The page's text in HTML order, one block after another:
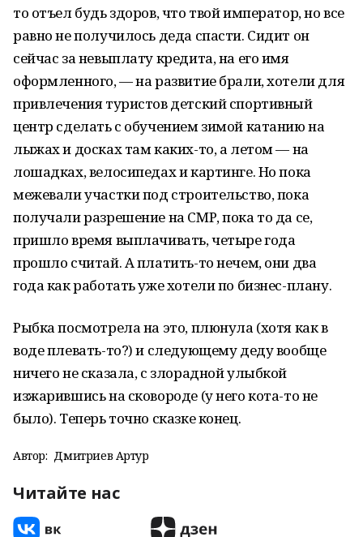
то отъел будь здоров, что твой император, но все
равно не получилось деда спасти. Сидит он
сейчас за невыплату кредита, на его имя
оформленного, — на развитие брали, хотели для
привлечения туристов детский спортивный
центр сделать с обучением зимой катанию на
лыжах и досках там каких-то, а летом — на
лошадках, велосипедах и картинге. Но пока
межевали участки под строительство, пока
получали разрешение на СМР, пока то да се,
пришло время выплачивать, четыре года
прошло считай. А платить-то нечем, они два
года как работать уже хотели по бизнес-плану.
Рыбка посмотрела на это, плюнула (хотя как в
воде плевать-то?) и следующему деду вообще
ничего не сказала, с злорадной улыбкой
изжарившись на сковороде (у него кота-то не
было). Теперь точно сказке конец.
Автор: Дмитриев Артур
Читайте нас